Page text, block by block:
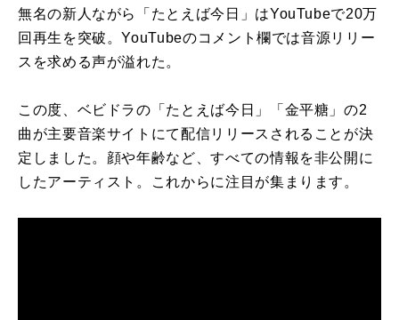
無名の新人ながら「たとえば今日」はYouTubeで20万
回再生を突破。YouTubeのコメント欄では音源リリー
スを求める声が溢れた。
この度、ベビドラの「たとえば今日」「金平糖」の2
曲が主要音楽サイトにて配信リリースされることが決
定しました。顔や年齢など、すべての情報を⾮公開に
したアーティスト。これからに注目が集まります。